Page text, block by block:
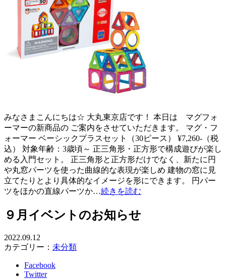
みなさまこんにちは☆ 大丸東京店です！ 本日は マグフォ
ーマーの新商品の ご案内をさせていただきます。 マグ・フ
ォーマー ベーシックプラスセット（30ピース） ¥7,260-（税
込） 対象年齢：3歳頃～ 正三角形・正方形で構成遊びが楽し
める入門セット。 正三角形と正方形だけでなく、新たに円
や丸窓パーツを使った曲線的な表現が楽しめ 建物の窓に見
立てたりとより具体的なイメージを形にできます。 円パー
ツをほかの直線パーツか…続きを読む
９月イベントのお知らせ
2022.09.12
カテゴリー： 未分類
Facebook
Twitter